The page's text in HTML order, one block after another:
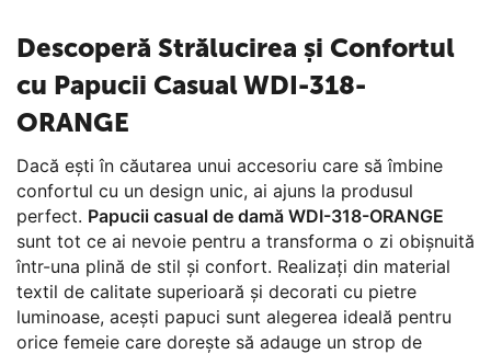
Descoperă Strălucirea și Confortul
cu Papucii Casual WDI-318-
ORANGE
Dacă ești în căutarea unui accesoriu care să îmbine
confortul cu un design unic, ai ajuns la produsul
perfect. Papucii casual de damă WDI-318-ORANGE
sunt tot ce ai nevoie pentru a transforma o zi obișnuită
într-una plină de stil și confort. Realizați din material
textil de calitate superioară și decorati cu pietre
luminoase, acești papuci sunt alegerea ideală pentru
orice femeie care dorește să adauge un strop de